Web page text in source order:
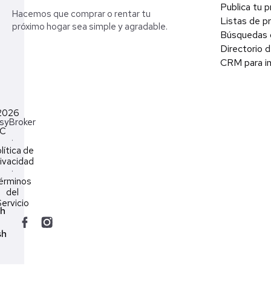
Hacemos que comprar o rentar tu
próximo hogar sea simple y agradable.
Publica tu
Listas de
Búsquedas
Directorio
CRM para
·
de
·
del